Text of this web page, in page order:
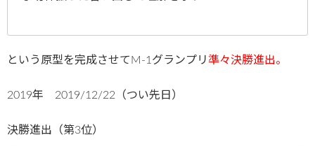
という原型を完成させてM-1グランプリ準々決勝進出。
2019年 2019/12/22（つい先日）
決勝進出（第3位）